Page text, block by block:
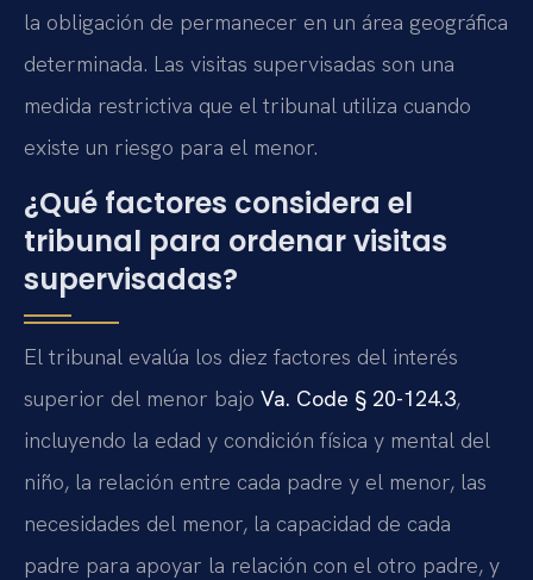
la obligación de permanecer en un área geográfica
determinada. Las visitas supervisadas son una
medida restrictiva que el tribunal utiliza cuando
existe un riesgo para el menor.
¿Qué factores considera el
tribunal para ordenar visitas
supervisadas?
El tribunal evalúa los diez factores del interés
superior del menor bajo Va. Code § 20-124.3,
incluyendo la edad y condición física y mental del
niño, la relación entre cada padre y el menor, las
necesidades del menor, la capacidad de cada
padre para apoyar la relación con el otro padre, y